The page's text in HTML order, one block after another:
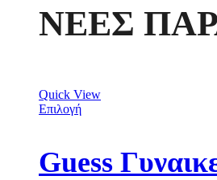
ΝΕΕΣ
Quick View
Επιλογή
Guess